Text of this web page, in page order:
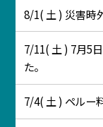
8/1( 土 ) 災害時
7/11( 土 ) 7月5日
た。
7/4( 土 ) ペルー